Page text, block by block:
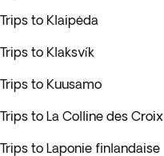
Trips to Klaipėda
Trips to Klaksvík
Trips to Kuusamo
Trips to La Colline des Croix
Trips to Laponie finlandaise